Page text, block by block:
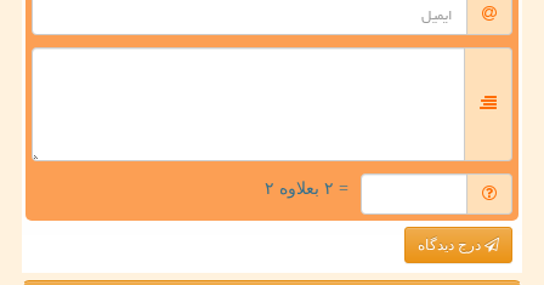
= ۲ بعلاوه ۲
درج دیدگاه